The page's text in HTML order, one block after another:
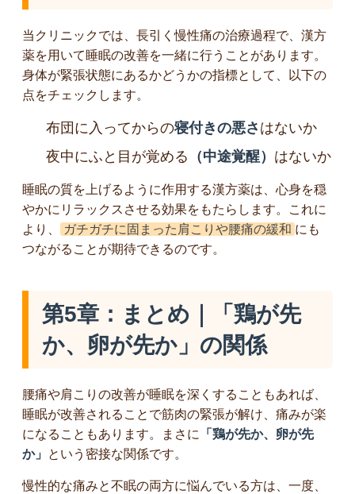
当クリニックでは、長引く慢性痛の治療過程で、漢方
薬を用いて睡眠の改善を一緒に行うことがあります。
身体が緊張状態にあるかどうかの指標として、以下の
点をチェックします。
布団に入ってからの寝付きの悪さ はないか
夜中にふと目が覚める
（中途覚醒） はないか
睡眠の質を上げるように作用する漢方薬は、心身を穏
やかにリラックスさせる効果をもたらします。これに
より、
ガチガチに固まった肩こりや腰痛の緩和 にも
つながることが期待できるのです。
第5章：まとめ｜「鶏が先
か、卵が先か」の関係
腰痛や肩こりの改善が睡眠を深くすることもあれば、
睡眠が改善されることで筋肉の緊張が解け、痛みが楽
になることもあります。まさに
「鶏が先か、卵が先
か」 という密接な関係です。
慢性的な痛みと不眠の両方に悩んでいる方は、一度、